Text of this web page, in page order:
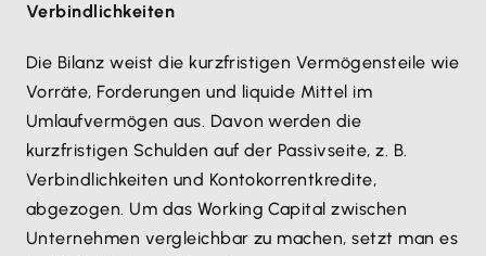
Verbindlichkeiten
Die Bilanz weist die kurzfristigen Vermögensteile wie
Vorräte, Forderungen und liquide Mittel im
Umlaufvermögen aus. Davon werden die
kurzfristigen Schulden auf der Passivseite, z. B.
Verbindlichkeiten und Kontokorrentkredite,
abgezogen. Um das Working Capital zwischen
Unternehmen vergleichbar zu machen, setzt man es